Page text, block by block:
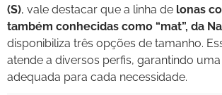
(S), vale destacar que a linha de lonas
também conhecidas como “mat”, da
disponibiliza três opções de tamanho.
atende a diversos perfis, garantindo
adequada para cada necessidade.